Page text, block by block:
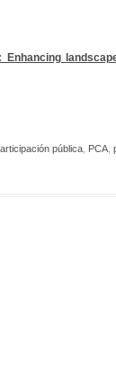
pública, PCA,